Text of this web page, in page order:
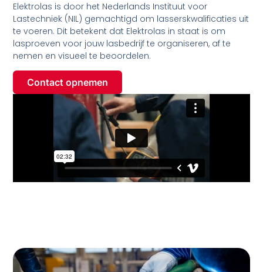
Elektrolas is door het Nederlands Instituut voor
Lastechniek (NIL) gemachtigd om lasserskwalificaties uit
te voeren. Dit betekent dat Elektrolas in staat is om
lasproeven voor jouw lasbedrijf te organiseren, af te
nemen en visueel te beoordelen.
Contact opnemen